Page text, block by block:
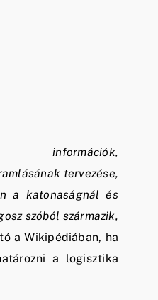
információk,
tervezése,
a katonaságnál és
szóból származik,
a Wikipédiában, ha
a logisztika